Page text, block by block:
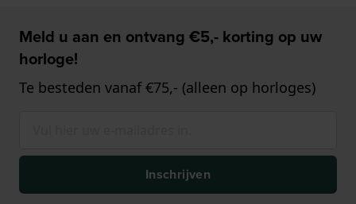
Meld u aan en ontvang €5,- korting op uw
horloge!
Te besteden vanaf €75,- (alleen op horloges)
Inschrijven